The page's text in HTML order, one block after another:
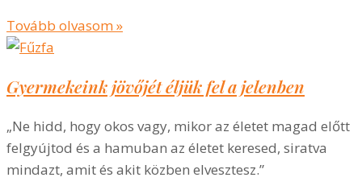
Tovább olvasom »
Gyermekeink jövőjét éljük fel a jelenben
„Ne hidd, hogy okos vagy, mikor az életet magad előtt
felgyújtod és a hamuban az életet keresed, siratva
mindazt, amit és akit közben elvesztesz.”